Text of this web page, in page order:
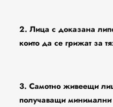
2. Лица с доказана
които да се грижат за
3. Самотно живеещи
получаващи минимални